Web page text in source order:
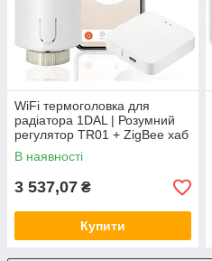
WiFi термоголовка для
радіатора 1DAL | Розумний
регулятор TR01 + ZigBee хаб
(TR01.WG128A)
В наявності
3 537,07 ₴
Купити